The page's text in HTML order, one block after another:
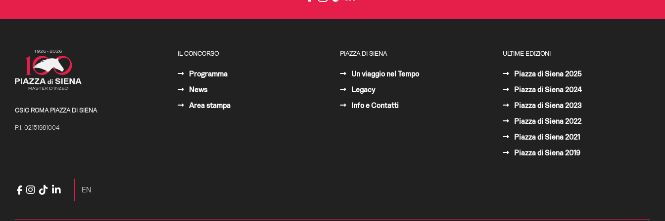
CSIO ROMA PIAZZA DI SIENA
P.I. 02151981004
IL CONCORSO
Programma
News
Area stampa
PIAZZA DI SIENA
Un viaggio nel Tempo
Legacy
Info e Contatti
ULTIME EDIZIONI
Piazza di Siena 2025
Piazza di Siena 2024
Piazza di Siena 2023
Piazza di Siena 2022
Piazza di Siena 2021
Piazza di Siena 2019
Facebook
Instagram
TikTok LinkedIn
YouTube
Seleziona la tua lingua
EN